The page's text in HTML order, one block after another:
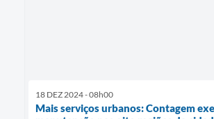
18 DEZ 2024 - 08h00
Mais serviços urbanos: Contagem